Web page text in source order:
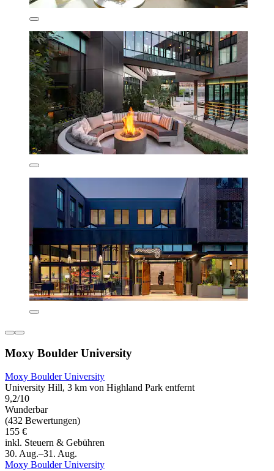
Moxy Boulder University
Moxy Boulder University
University Hill, 3 km von Highland Park entfernt
9,2/10
Wunderbar
(432 Bewertungen)
155 €
inkl. Steuern & Gebühren
30. Aug.–31. Aug.
Moxy Boulder University